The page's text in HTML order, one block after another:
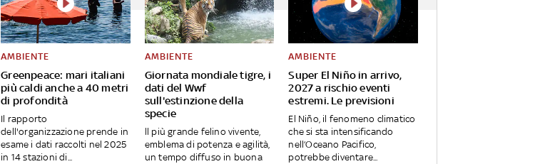
Greenpeace: mari italiani
più caldi anche a 40 metri
di profondità
AMBIENTE
Il rapporto
dell'organizzazione prende in
esame i dati raccolti nel 2025
in 14 stazioni di...
Giornata mondiale tigre, i
dati del Wwf
sull'estinzione della
specie
AMBIENTE
ll più grande felino vivente,
emblema di potenza e agilità,
un tempo diffuso in buona
Super El Niño in arrivo,
2027 a rischio eventi
estremi. Le previsioni
AMBIENTE
El Niño, il fenomeno climatico
che si sta intensificando
nell’Oceano Pacifico,
potrebbe diventare...